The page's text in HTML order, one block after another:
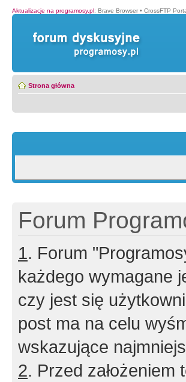
Aktualizacje na programosy.pl: Brave Browser • CrossFTP
Strona główna
Forum
1. Forum
każdego wymagane
czy jest się
post ma na celu
wskazujące
2. Przed